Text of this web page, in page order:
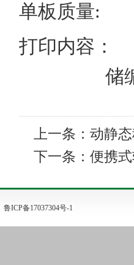
单板质量:
打印内容：
储
上一条： 动静
下一条： 便携
鲁ICP备17037304号-1